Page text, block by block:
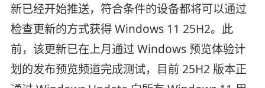
新已经开始推送，符合条件的设备都将可以通过
检查更新的方式获得 Windows 11 25H2。此
前，该更新已在上月通过 Windows 预览体验计
划的发布预览频道完成测试，目前 25H2 版本正